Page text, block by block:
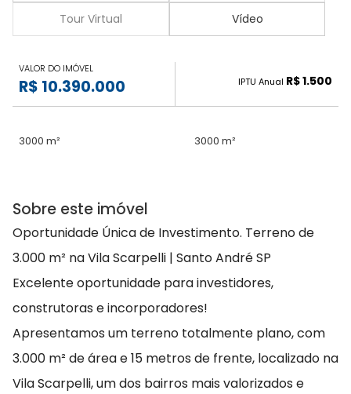
Tour Virtual Vídeo
VALOR DO IMÓVEL
R$ 10.390.000 IPTU Anual R$ 1.500
3000 m² 3000 m²
Sobre este imóvel
Oportunidade Única de Investimento. Terreno de
3.000 m² na Vila Scarpelli | Santo André SP
Excelente oportunidade para investidores,
construtoras e incorporadores!
Apresentamos um terreno totalmente plano, com
3.000 m² de área e 15 metros de frente, localizado na
Vila Scarpelli, um dos bairros mais valorizados e